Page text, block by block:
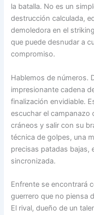
la batalla. No es un
destrucción calculada,
demoledora en el
que puede desnudar a
compromiso.
Hablemos de números.
impresionante cadena
finalización envidiable.
escuchar el campanazo
cráneos y salir con su
técnica de golpes, una
precisas patadas bajas,
sincronizada.
Enfrente se encontrará
guerrero que no piensa
El rival, dueño de un